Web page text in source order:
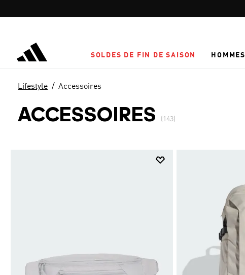
SOLDES DE FIN DE SAISON HOMMES
Lifestyle Accessoires
ACCESSOIRES (143)